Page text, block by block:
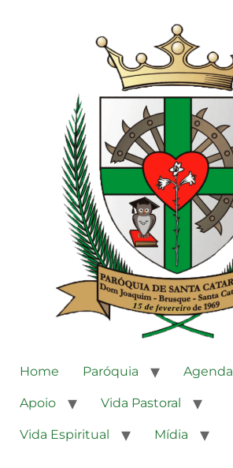
Home Paróquia Agenda
Apoio Vida Pastoral
Vida Espiritual Mídia